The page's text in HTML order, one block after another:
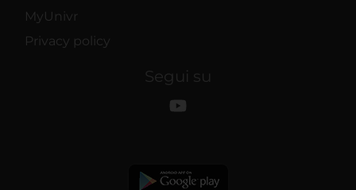
MyUnivr
Privacy policy
Segui su